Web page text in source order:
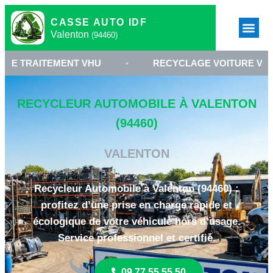
CASSE AUTO IDF
Valenton (94460)
VHU • RECYCLAGE VOITURE VALENTON
RECYCLEUR AUTOMOBILE À VALENTON
(94460)
VALENTON
Recycleur Automobile à Valenton (94460) :
profitez d’une prise en charge rapide et
écologique de votre véhicule hors d’usage.
Service professionnel et certifié.